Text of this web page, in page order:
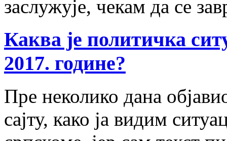
заслужује, чекам да се
Каква је политичка
2017. године?
Пре неколико дана
сајту, како ја видим